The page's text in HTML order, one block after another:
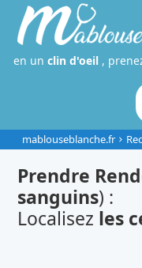
en un clin d'oeil ,
mablouseblanche.fr
Prendre
sanguins) :
Localisez les